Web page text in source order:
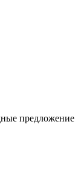
предложение